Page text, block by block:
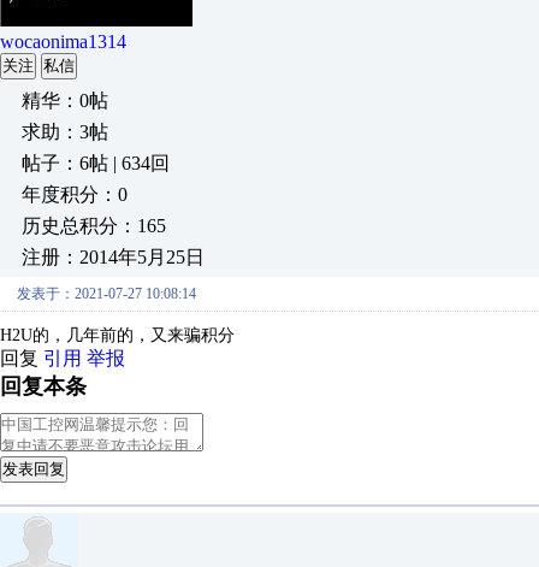
wocaonima1314
关注 私信
精华：0帖
求助：3帖
帖子：6帖 | 634回
年度积分：0
历史总积分：165
注册：2014年5月25日
发表于：2021-07-27 10:08:14
H2U的，几年前的，又来骗积分
回复 引用 举报
回复本条
发表回复